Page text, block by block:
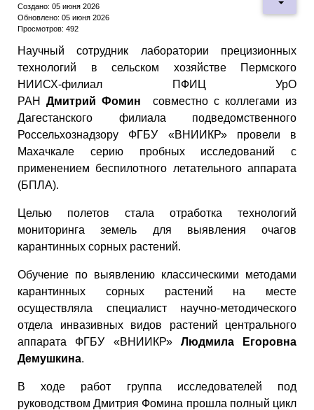
Создано: 05 июня 2026
Обновлено: 05 июня 2026
Просмотров: 492
Научный сотрудник лаборатории прецизионных
технологий в сельском хозяйстве Пермского
НИИСХ-филиал ПФИЦ УрО
РАНДмитрийФомин
совместно с коллегами из
Дагестанского филиала подведомственного
Россельхознадзору ФГБУ «ВНИИКР» провели в
Махачкале серию пробных исследований с
применением беспилотного летательного аппарата
(БПЛА).
Целью полетов стала отработка технологий
мониторинга земель для выявления очагов
карантинных сорных растений.
Обучение по выявлению классическими методами
карантинных сорных растений на месте
осуществляла специалист научно-методического
отдела инвазивных видов растений центрального
аппарата ФГБУ «ВНИИКР» Людмила Егоровна
Демушкина.
В ходе работ группа исследователей под
руководством Дмитрия Фомина прошла полный цикл